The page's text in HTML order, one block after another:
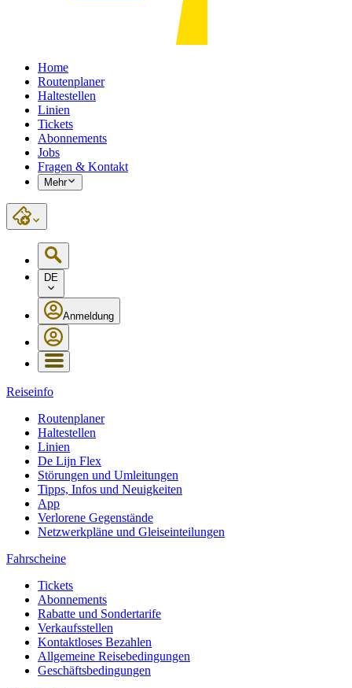
Home
Routenplaner
Haltestellen
Linien
Tickets
Abonnements
Jobs
Fragen & Kontakt
Mehr
DE
Anmeldung
Reiseinfo
Routenplaner
Haltestellen
Linien
De Lijn Flex
Störungen und Umleitungen
Tipps, Infos und Neuigkeiten
App
Verlorene Gegenstände
Netzwerkpläne und Gleiseinteilungen
Fahrscheine
Tickets
Abonnements
Rabatte und Sondertarife
Verkaufsstellen
Kontaktloses Bezahlen
Allgemeine Reisebedingungen
Geschäftsbedingungen